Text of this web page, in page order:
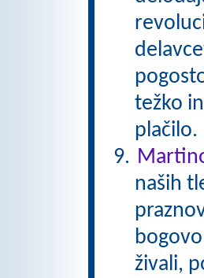
težko
naših
živali,